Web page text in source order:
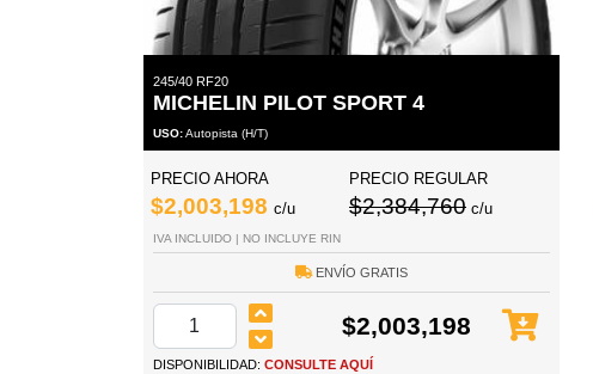
245/40 RF20
MICHELIN PILOT SPORT 4
USO:Autopista (H/T)
PRECIO AHORA
$2,003,198 c/u
PRECIO REGULAR
$2,384,760 c/u
IVA INCLUIDO | NO INCLUYE RIN
ENVÍO GRATIS
$2,003,198
DISPONIBILIDAD: CONSULTE AQUÍ